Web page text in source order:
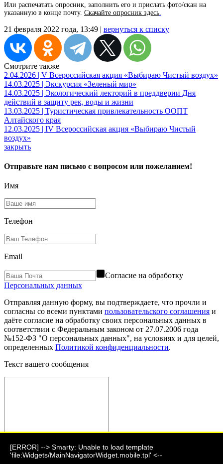
[ERROR] --> Smarty: Unable to load template
'file:Widgets/MainNavigatorWidget.mobile.tpl' <--
Или распечатать опросник, заполнить его и прислать фото/скан на
указанную в конце почту. Скачайте опросник здесь
21 февраля 2022 года, 13:49 | вернуться к списку
Смотрите также
2.04.2026 | V Всероссийская акция «Выбираю Чистый воздух»
14.03.2025 | Экскурсия «Зеленый мир»
14.03.2025 | Экологический лекторий в преддверии Дня
действий в защиту рек, воды и жизни
13.03.2025 | Туристическая привлекательность ООПТ
Алтайского края
12.03.2025 | IV Всероссийская акция «Выбираю Чистый
воздух»
закрыть
Отправьте нам письмо с вопросом или пожеланием!
Имя
Телефон
Email
Согласие на обработку
Персональных данных
Отправляя данную форму, вы подтверждаете, что прочли и
согласны со всеми пунктами пользовательского соглашения и
даёте согласие на обработку своих персональных данных в
соответствии с Федеральным законом от 27.07.2006 года
№152-ФЗ "О персональных данных", на условиях и для целей,
определенных Политикой конфиденциальности.
Текст вашего сообщения
Отправить сообщение